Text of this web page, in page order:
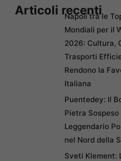
Articoli recenti
Napoli tra le
Mondiali per il
2026: Cultura,
Trasporti
Rendono la
Italiana
Puentedey: Il
Pietra Sospeso
Leggendario
nel Nord della
Sveti Klement: